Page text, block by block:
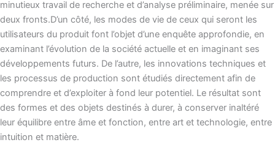
minutieux travail de recherche et d’analyse préliminaire, menée sur
deux fronts.D’un côté, les modes de vie de ceux qui seront les
utilisateurs du produit font l’objet d’une enquête approfondie, en
examinant l’évolution de la société actuelle et en imaginant ses
développements futurs. De l’autre, les innovations techniques et
les processus de production sont étudiés directement afin de
comprendre et d’exploiter à fond leur potentiel. Le résultat sont
des formes et des objets destinés à durer, à conserver inaltéré
leur équilibre entre âme et fonction, entre art et technologie, entre
intuition et matière.